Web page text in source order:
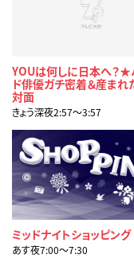
YOUは何しに日本へ？★
ド俳優ガチ密着＆産まれ
対面
きょう深夜2:57〜3:57
ミッドナイトショッピング
あす夜7:00〜7:30